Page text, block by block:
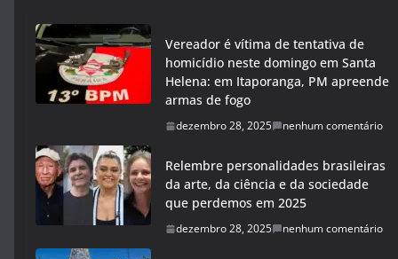
Vereador é vítima de tentativa de
homicídio neste domingo em Santa
Helena: em Itaporanga, PM apreende
armas de fogo
dezembro 28, 2025 nenhum comentário
Relembre personalidades brasileiras
da arte, da ciência e da sociedade
que perdemos em 2025
dezembro 28, 2025 nenhum comentário